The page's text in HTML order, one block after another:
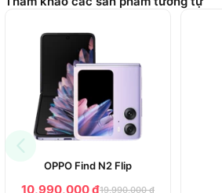
OPPO Find N2 Flip
10,990,000 ₫19,990,000 ₫